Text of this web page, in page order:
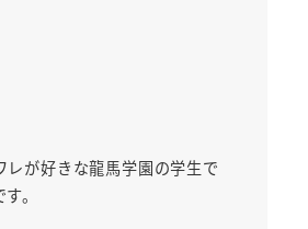
レが好きな龍馬学園の学生で
。